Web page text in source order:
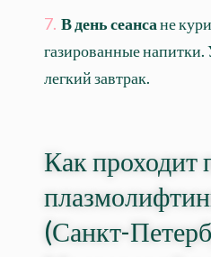
В день сеансане
газированные
легкий завтрак.
Как проходит
(Санкт-